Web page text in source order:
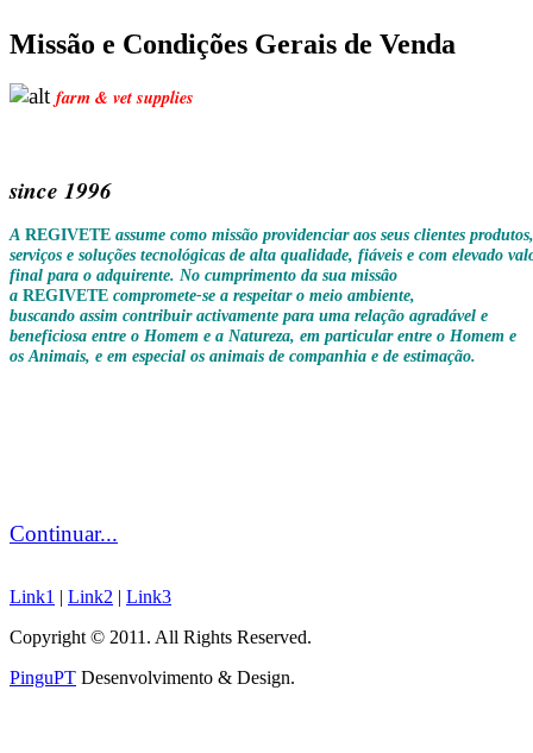
Missão e Condições Gerais de Venda
farm & vet supplies
since 1996
A REGIVETE assume como missão providenciar aos seus clientes produtos,
serviços e soluções tecnológicas de alta qualidade, fiáveis e com elevado
final para o adquirente. No cumprimento da sua missâo
a REGIVETE compromete-se a respeitar o meio ambiente,
buscando assim contribuir activamente para uma relação agradável e
beneficiosa entre o Homem e a Natureza, em particular entre o Homem e
os Animais, e em especial os animais de companhia e de estimação.
Continuar...
Link1 | Link2 | Link3
Copyright © 2011. All Rights Reserved.
PinguPT Desenvolvimento & Design.